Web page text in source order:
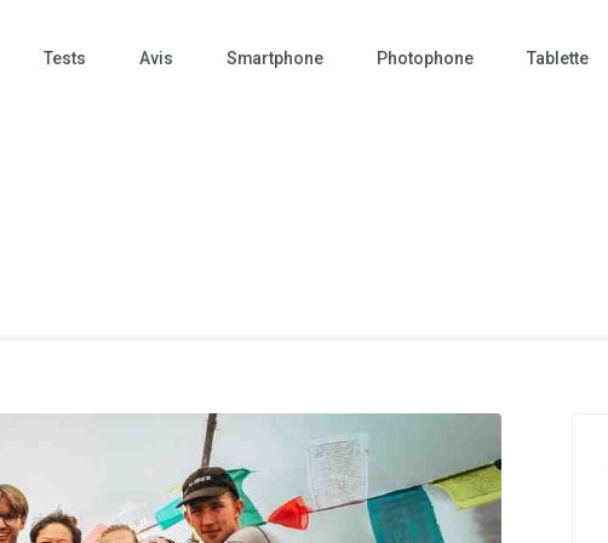
Tests Avis Smartphone Photophone Tablette